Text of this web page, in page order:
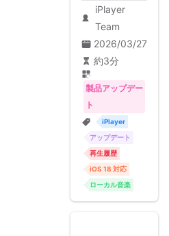
iPlayer
Team
2026/03/27
約3分
製品アップデー
ト
iPlayer
アップデート
再生履歴
iOS 18 対応
ローカル音楽